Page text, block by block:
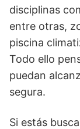
disciplinas
entre otras,
piscina
Todo ello
puedan
segura.
Si estás